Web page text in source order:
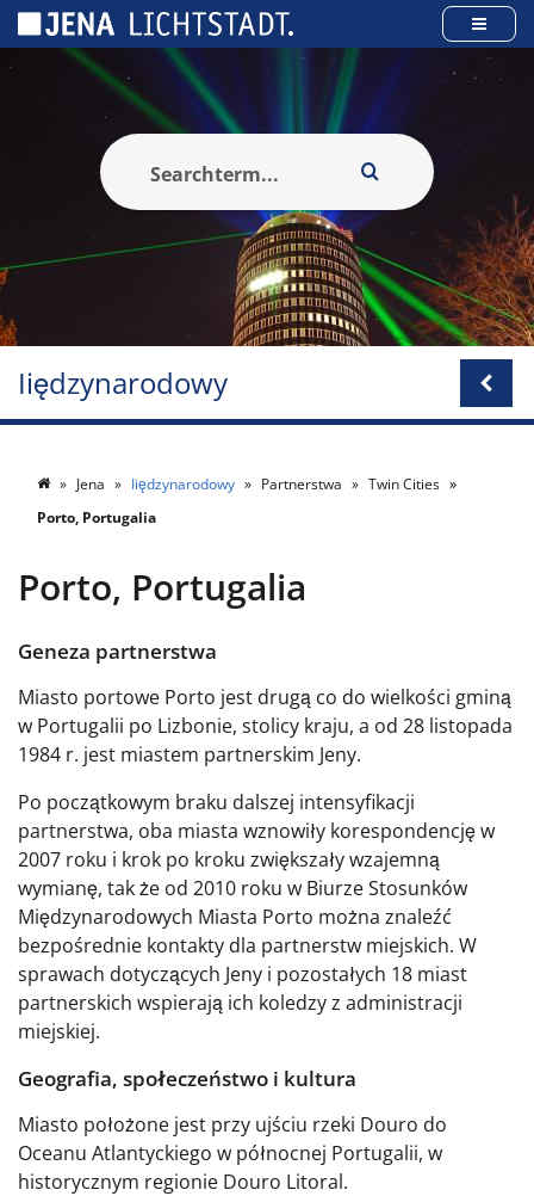
Iiędzynarodowy
Jena Iiędzynarodowy Partnerstwa
Twin Cities
Porto, Portugalia
Porto, Portugalia
Geneza partnerstwa
Miasto portowe Porto jest drugą co do wielkości gminą
w Portugalii po Lizbonie, stolicy kraju, a od 28 listopada
1984 r. jest miastem partnerskim Jeny.
Po początkowym braku dalszej intensyfikacji
partnerstwa, oba miasta wznowiły korespondencję w
2007 roku i krok po kroku zwiększały wzajemną
wymianę, tak że od 2010 roku w Biurze Stosunków
Międzynarodowych Miasta Porto można znaleźć
bezpośrednie kontakty dla partnerstw miejskich. W
sprawach dotyczących Jeny i pozostałych 18 miast
partnerskich wspierają ich koledzy z administracji
miejskiej.
Geografia, społeczeństwo i kultura
Miasto położone jest przy ujściu rzeki Douro do
Oceanu Atlantyckiego w północnej Portugalii, w
historycznym regionie Douro Litoral.
Panel zarządzania plikami cookies